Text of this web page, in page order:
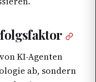
KI-Agenten
ab, sondern